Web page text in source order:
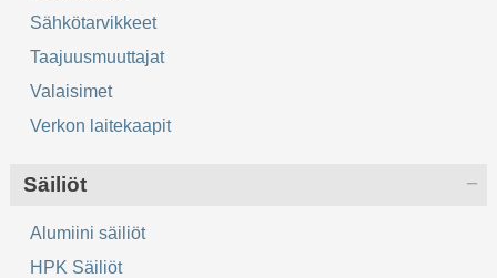
Sähkötarvikkeet
Taajuusmuuttajat
Valaisimet
Verkon laitekaapit
Säiliöt
Alumiini säiliöt
HPK Säiliöt